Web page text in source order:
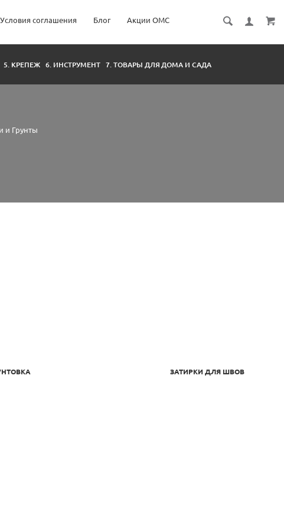
Условия соглашения Блог Акции ОМС
5. КРЕПЕЖ 6. ИНСТРУМЕНТ 7. ТОВАРЫ ДЛЯ ДОМА И САДА
и Грунты
ЗАТИРКИ ДЛЯ ШВОВ